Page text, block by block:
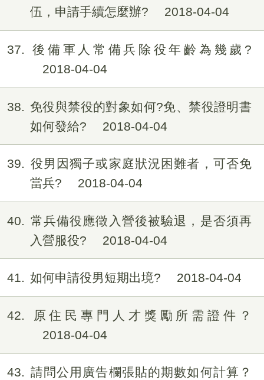
伍，申請手續怎麼辦?
2018-04-04
37
後備軍人常備兵除役年齡為幾歲?
2018-04-04
38
免役與禁役的對象如何?免、禁役證明書
如何發給?
2018-04-04
39
役男因獨子或家庭狀況困難者，可否免
當兵?
2018-04-04
40
常兵備役應徵入營後被驗退，是否須再
入營服役?
2018-04-04
41 如何申請役男短期出境? 2018-04-04
42
原住民專門人才獎勵所需證件？
2018-04-04
43
請問公用廣告欄張貼的期數如何計算？